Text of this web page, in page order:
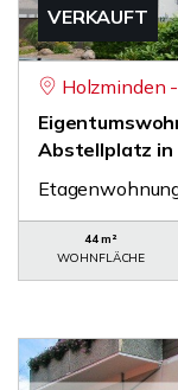
VERKAUFT
Holzminden
Abstellplatz in
44 m²
WOHNFLÄCHE